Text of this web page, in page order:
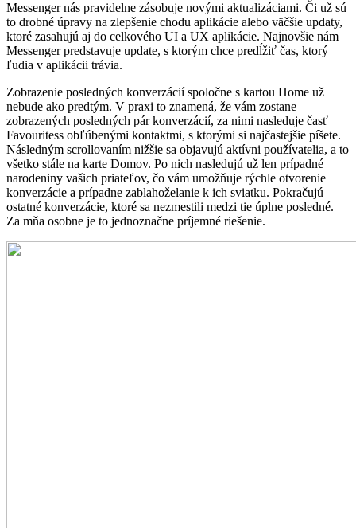
Messenger nás pravidelne zásobuje novými aktualizáciami. Či už sú
to drobné úpravy na zlepšenie chodu aplikácie alebo väčšie updaty,
ktoré zasahujú aj do celkového UI a UX aplikácie. Najnovšie nám
Messenger predstavuje update, s ktorým chce predĺžiť čas, ktorý
ľudia v aplikácii trávia.
Zobrazenie posledných konverzácií spoločne s kartou Home už
nebude ako predtým. V praxi to znamená, že vám zostane
zobrazených posledných pár konverzácií, za nimi nasleduje časť
Favouritess obľúbenými kontaktmi, s ktorými si najčastejšie píšete.
Následným scrollovaním nižšie sa objavujú aktívni používatelia, a to
všetko stále na karte Domov. Po nich nasledujú už len prípadné
narodeniny vašich priateľov, čo vám umožňuje rýchle otvorenie
konverzácie a prípadne zablahoželanie k ich sviatku. Pokračujú
ostatné konverzácie, ktoré sa nezmestili medzi tie úplne posledné.
Za mňa osobne je to jednoznačne príjemné riešenie.